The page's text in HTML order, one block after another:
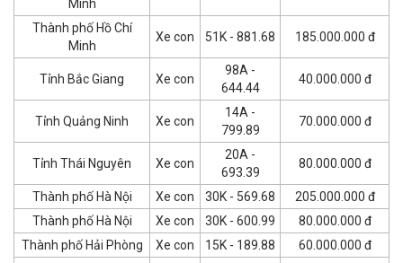
Minh
Thành phố Hồ Chí
Minh
Xe con 51K - 881.68 185.000.000 đ
Tỉnh Bắc Giang Xe con
98A -
644.44
40.000.000 đ
Tỉnh Quảng Ninh Xe con
14A -
799.89
70.000.000 đ
Tỉnh Thái Nguyên Xe con
20A -
693.39
80.000.000 đ
Thành phố Hà Nội Xe con 30K - 569.68
205.000.000 đ
Thành phố Hà Nội
Xe con 30K - 600.99
80.000.000 đ
Thành phố Hải Phòng
Xe con 15K - 189.88
60.000.000 đ